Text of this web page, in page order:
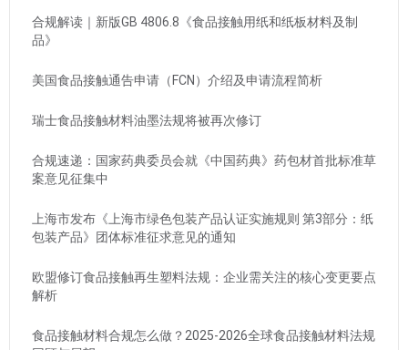
合规解读｜新版GB 4806.8《食品接触用纸和纸板材料及制
品》
美国食品接触通告申请（FCN）介绍及申请流程简析
瑞士食品接触材料油墨法规将被再次修订
合规速递：国家药典委员会就《中国药典》药包材首批标准草
案意见征集中
上海市发布《上海市绿色包装产品认证实施规则 第3部分：纸
包装产品》团体标准征求意见的通知
欧盟修订食品接触再生塑料法规：企业需关注的核心变更要点
解析
食品接触材料合规怎么做？2025-2026全球食品接触材料法规